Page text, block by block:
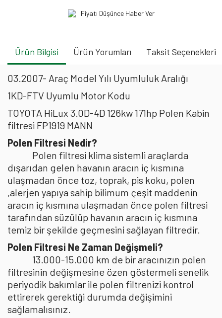
Fiyatı Düşünce Haber Ver
Ürün Bilgisi Ürün Yorumları Taksit Seçenekleri
03.2007- Araç Model Yılı Uyumluluk Aralığı
1KD-FTV Uyumlu Motor Kodu
TOYOTA HiLux 3.0D-4D 126kw 171hp Polen Kabin
filtresi FP1919 MANN
Polen Filtresi Nedir?
Polen filtresi klima sistemli araçlarda
dışarıdan gelen havanın aracın iç kısmına
ulaşmadan önce toz, toprak, pis koku, polen
,alerjen yapıya sahip bilimum çeşit maddenin
aracın iç kısmına ulaşmadan önce polen filtresi
tarafından süzülüp havanın aracın iç kısmına
temiz bir şekilde geçmesini sağlayan filtredir.
Polen Filtresi Ne Zaman Değişmeli?
13.000-15.000 km de bir aracınızın polen
filtresinin değişmesine özen göstermeli senelik
periyodik bakımlar ile polen filtrenizi kontrol
ettirerek gerektiği durumda değişimini
sağlamalısınız.